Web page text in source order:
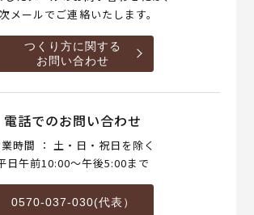
メールでご連絡いたします。
つくり方に関する
お問い合わせ
電話でのお問い合わせ
時間 ： 土・日・祝日を除く
日午前10:00～午後5:00まで
0570-037-030(代表）